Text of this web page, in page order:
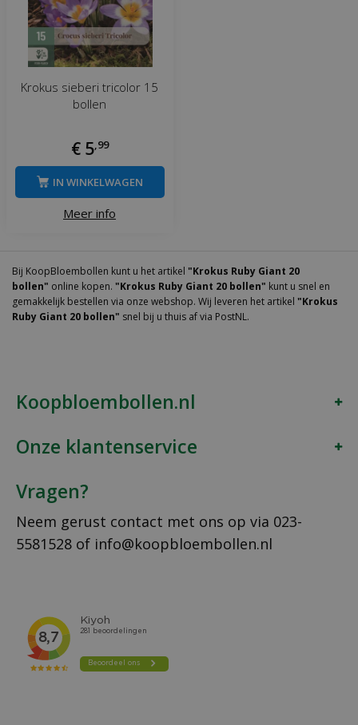
Krokus sieberi tricolor 15
bollen
€ 5,99
Meer info
IN WINKELWAGEN
Bij KoopBloembollen kunt u het artikel "Krokus Ruby Giant 20
bollen" online kopen. "Krokus Ruby Giant 20 bollen" kunt u snel en
gemakkelijk bestellen via onze webshop. Wij leveren het artikel "Krokus
Ruby Giant 20 bollen" snel bij u thuis af via PostNL.
Koopbloembollen.nl
Onze klantenservice
Vragen?
Neem gerust contact met ons op via 023-
5581528 of info@koopbloembollen.nl